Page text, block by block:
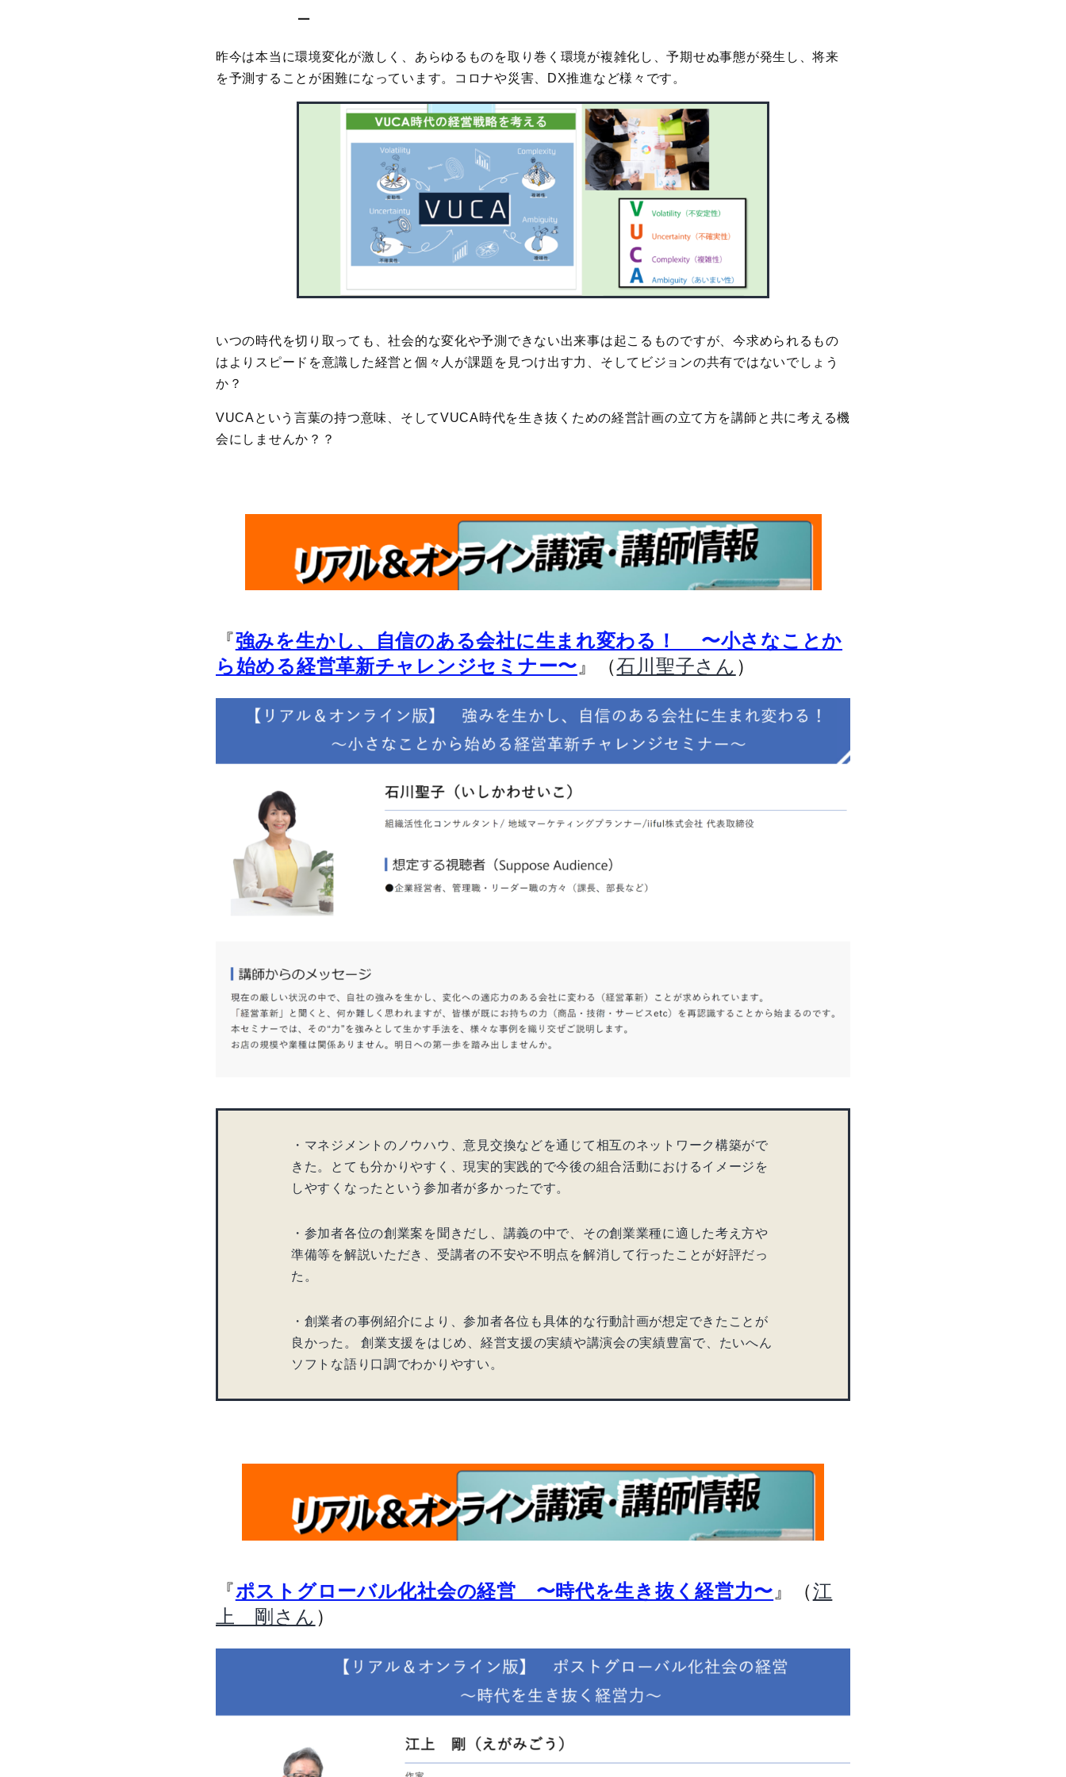
－
昨今は本当に環境変化が激しく、あらゆるものを取り巻く環境が複雑化し、予期せぬ事態が発生し、将来
を予測することが困難になっています。コロナや災害、DX推進など様々です。
いつの時代を切り取っても、社会的な変化や予測できない出来事は起こるものですが、今求められるもの
はよりスピードを意識した経営と個々人が課題を見つけ出す力、そしてビジョンの共有ではないでしょう
か？
VUCAという言葉の持つ意味、そしてVUCA時代を生き抜くための経営計画の立て方を講師と共に考える機
会にしませんか？？
『強みを生かし、自信のある会社に生まれ変わる！ 〜小さなことか
ら始める経営革新チャレンジセミナー〜 』（石川聖子さん ）
・マネジメントのノウハウ、意見交換などを通じて相互のネットワーク構築がで
きた。とても分かりやすく、現実的実践的で今後の組合活動におけるイメージを
しやすくなったという参加者が多かったです。
・参加者各位の創業案を聞きだし、講義の中で、その創業業種に適した考え方や
準備等を解説いただき、受講者の不安や不明点を解消して行ったことが好評だっ
た。
・創業者の事例紹介により、参加者各位も具体的な行動計画が想定できたことが
良かった。 創業支援をはじめ、経営支援の実績や講演会の実績豊富で、たいへん
ソフトな語り口調でわかりやすい。
『ポストグローバル化社会の経営 〜時代を生き抜く経営力〜 』（江
上 剛さん ）